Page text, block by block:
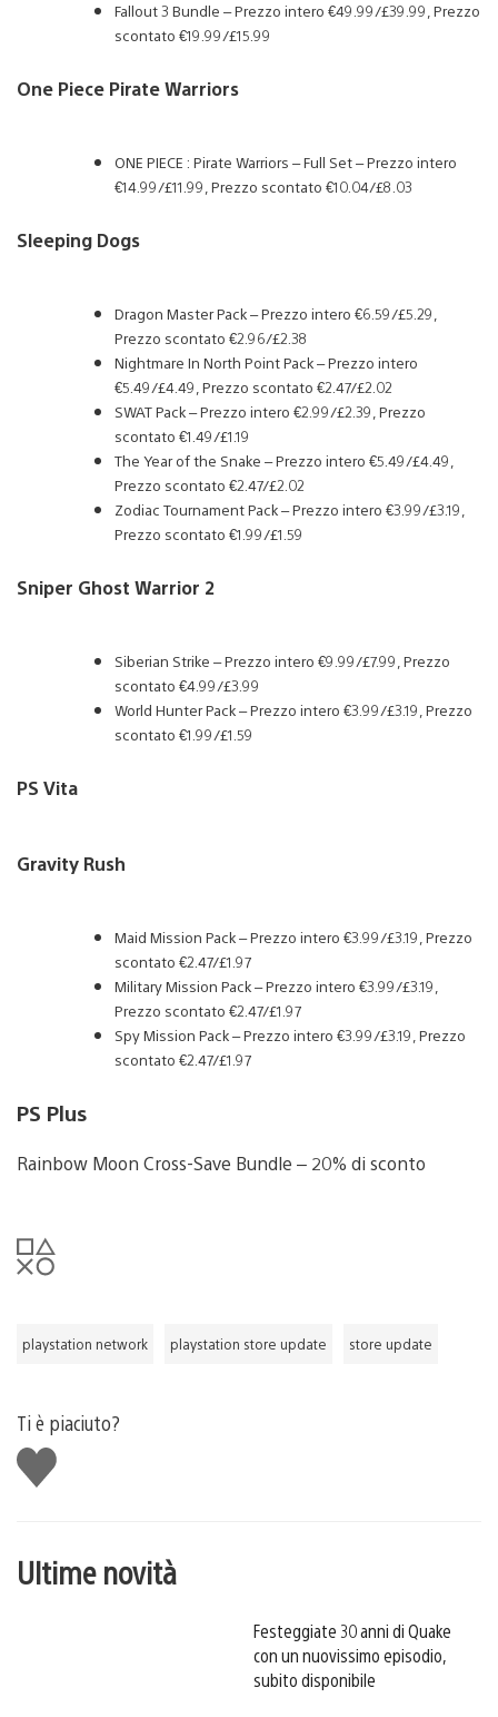
Fallout 3 Bundle – Prezzo intero €49.99/£39.99, Prezzo
scontato €19.99/£15.99
One Piece Pirate Warriors
ONE PIECE : Pirate Warriors – Full Set – Prezzo intero
€14.99/£11.99, Prezzo scontato €10.04/£8.03
Sleeping Dogs
Dragon Master Pack – Prezzo intero €6.59/£5.29,
Prezzo scontato €2.96/£2.38
Nightmare In North Point Pack – Prezzo intero
€5.49/£4.49, Prezzo scontato €2.47/£2.02
SWAT Pack – Prezzo intero €2.99/£2.39, Prezzo
scontato €1.49/£1.19
The Year of the Snake – Prezzo intero €5.49/£4.49,
Prezzo scontato €2.47/£2.02
Zodiac Tournament Pack – Prezzo intero €3.99/£3.19,
Prezzo scontato €1.99/£1.59
Sniper Ghost Warrior 2
Siberian Strike – Prezzo intero €9.99/£7.99, Prezzo
scontato €4.99/£3.99
World Hunter Pack – Prezzo intero €3.99/£3.19, Prezzo
scontato €1.99/£1.59
PS Vita
Gravity Rush
Maid Mission Pack – Prezzo intero €3.99/£3.19, Prezzo
scontato €2.47/£1.97
Military Mission Pack – Prezzo intero €3.99/£3.19,
Prezzo scontato €2.47/£1.97
Spy Mission Pack – Prezzo intero €3.99/£3.19, Prezzo
scontato €2.47/£1.97
PS Plus
Rainbow Moon Cross-Save Bundle – 20% di sconto
playstation network playstation store update store update
Ti è piaciuto?
Mi
piace
Ultime novità
Festeggiate 30 anni di Quake
con un nuovissimo episodio,
subito disponibile